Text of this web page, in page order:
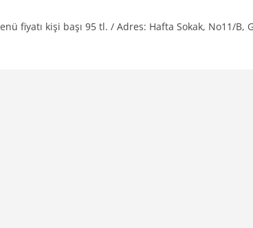
fiyatı kişi başı 95 tl. / Adres: Hafta Sokak, No11/B,